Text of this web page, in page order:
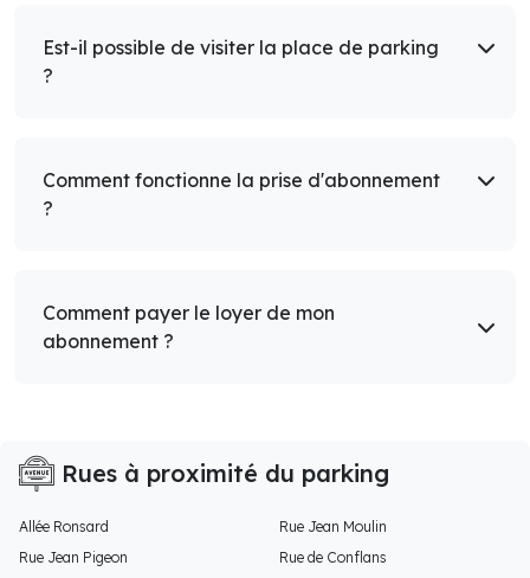
Est-il possible de visiter la place de parking
?
Comment fonctionne la prise d'abonnement
?
Comment payer le loyer de mon
abonnement ?
Rues à proximité du parking
Allée Ronsard
Rue Jean Moulin
Rue Jean Pigeon
Rue de Conflans